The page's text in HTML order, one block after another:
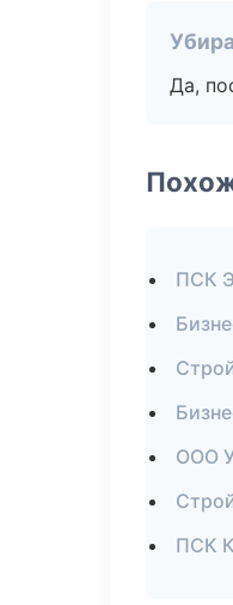
Да,
ПСК
ООО
ПСК